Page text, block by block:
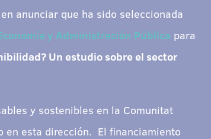
anunciar que ha sido seleccionada
y Administración Pública para
Un estudio sobre el sector
y sostenibles en la Comunitat
en esta dirección. El financiamiento